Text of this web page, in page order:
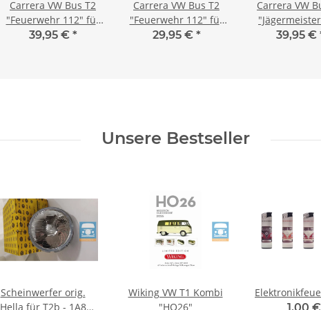
Carrera VW Bus T2
"Feuerwehr 112" für
DIGITAL 132
39,95 € *
Carrera VW Bus T2
"Feuerwehr 112" für
EVOLUTION
29,95 € *
Carrera VW
39,95 €
Unsere Bestseller
Scheinwerfer orig.
Hella für T2b - 1A8
Wiking VW T1 Kombi
"HO26"
1,00 €